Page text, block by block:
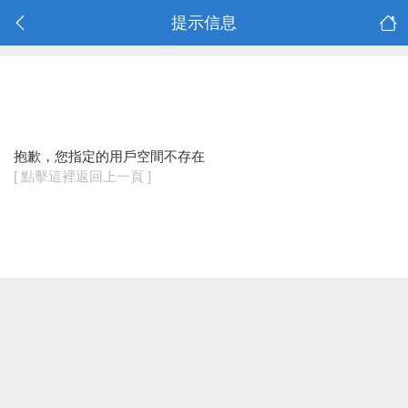
提示信息
抱歉，您指定的用戶空間不存在
[ 點擊這裡返回上一頁 ]